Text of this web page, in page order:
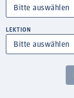
LEKTION